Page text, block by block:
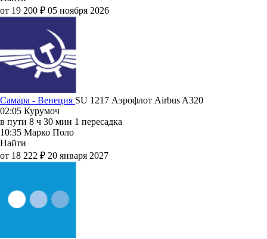
от 19 200 ₽ 05 ноября 2026
Самара - Венеция SU 1217 Аэрофлот Airbus A320
02:05 Курумоч
в пути 8 ч 30 мин 1 пересадка
10:35 Марко Поло
Найти
от 18 222 ₽ 20 января 2027